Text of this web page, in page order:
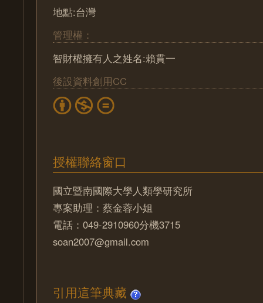
地點:台灣
管理權：
智財權擁有人之姓名:賴貫一
後設資料創用CC
授權聯絡窗口
國立暨南國際大學人類學研究所
專案助理：蔡金蓉小姐
電話：049-2910960分機3715
soan2007@gmail.com
引用這筆典藏